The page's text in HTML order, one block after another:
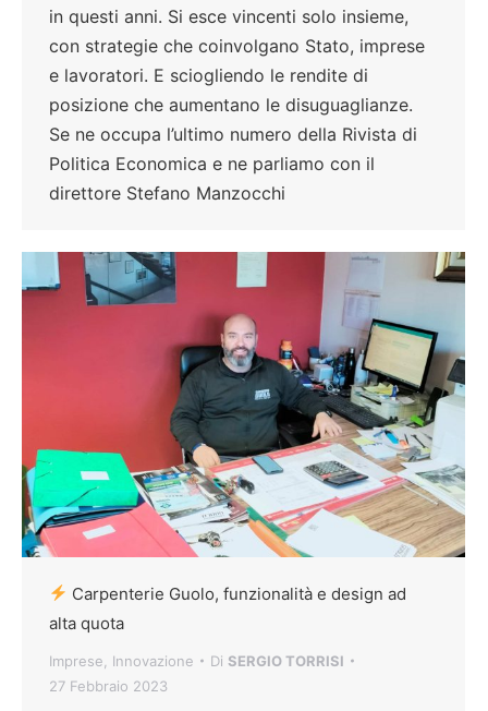
in questi anni. Si esce vincenti solo insieme,
con strategie che coinvolgano Stato, imprese
e lavoratori. E sciogliendo le rendite di
posizione che aumentano le disuguaglianze.
Se ne occupa l’ultimo numero della Rivista di
Politica Economica e ne parliamo con il
direttore Stefano Manzocchi
Carpenterie Guolo, funzionalità e design ad
alta quota
Imprese Innovazione Di SERGIO TORRISI
27 Febbraio 2023